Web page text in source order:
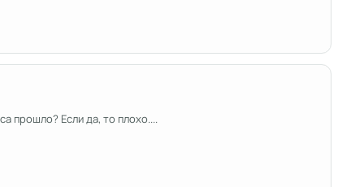
прошло? Если да, то плохо....